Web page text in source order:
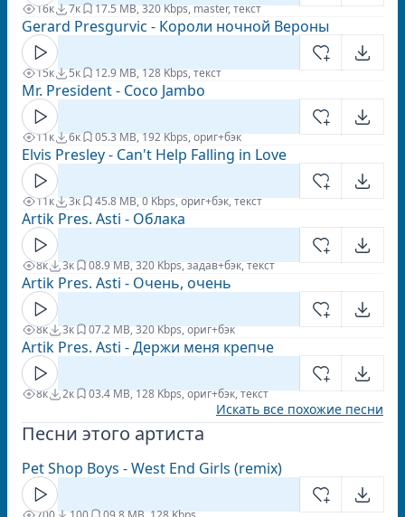
16к 7к 17.5 MB, 320 Kbps, master, текст
Gerard Presgurvic - Короли ночной Вероны
15к 5к 12.9 MB, 128 Kbps, текст
Mr. President - Coco Jambo
11к 6к 05.3 MB, 192 Kbps, ориг+бэк
Elvis Presley - Can't Help Falling in Love
11к 3к 45.8 MB, 0 Kbps, ориг+бэк, текст
Artik Pres. Asti - Облака
8к 3к 08.9 MB, 320 Kbps, задав+бэк, текст
Artik Pres. Asti - Очень, очень
8к 3к 07.2 MB, 320 Kbps, ориг+бэк
Artik Pres. Asti - Держи меня крепче
8к 2к 03.4 MB, 128 Kbps, ориг+бэк, текст
Искать все похожие песни
Песни этого артиста
Pet Shop Boys - West End Girls (remix)